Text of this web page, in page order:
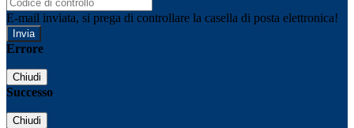
E-mail inviata, si prega di controllare la casella di posta elettronica!
Errore
Chiudi
Successo
Chiudi